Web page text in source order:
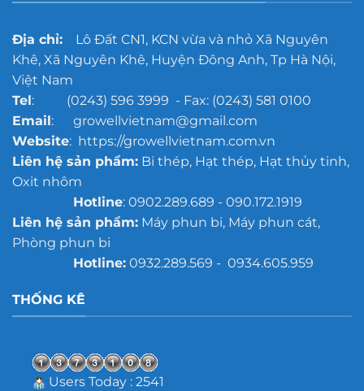
Địa chỉ:Lô Đất CN1, KCN vừa và nhỏ Xã Nguyên
Khê, Xã Nguyên Khê, Huyện Đông Anh, Tp Hà Nội,
Việt Nam
Tel: (0243) 596 3999 - Fax: (0243) 581 0100
Email: growellvietnam@gmail.com
Website: https://growellvietnam.com.vn
Liên hệ sản phẩm:Bi thép, Hạt thép, Hạt thủy tinh,
Oxit nhôm
Hotline: 0902.289.689 - 090.172.1919
Liên hệ sản phẩm:Máy phun bi, Máy phun cát,
Phòng phun bi
Hotline:0932.289.569 - 0934.605.959
THỐNG KÊ
Users Today : 2541